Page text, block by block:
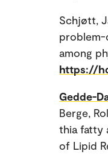
Schjøtt,
problem-
among
https://
Gedde-
Berge,
thia fatty
of Lipid